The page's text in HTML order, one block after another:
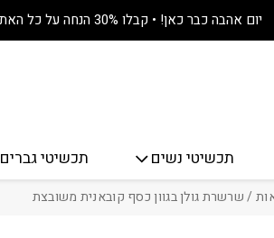
יום אהבה כבר כאן! • קבלו 30% הנחה על כל האתר! 🤍
תכשיטי נשים תכשיטי גברים
/ שרשרת גולן בגוון כסף קובאנית משובצת